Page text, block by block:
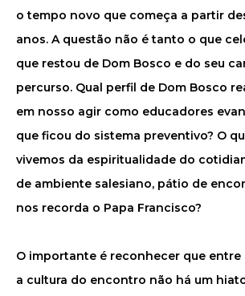
o tempo novo que começa a partir
anos. A questão não é tanto o que
que restou de Dom Bosco e do seu
percurso. Qual perfil de Dom Bosco
em nosso agir como educadores
que ficou do sistema preventivo? O
vivemos da espiritualidade do
de ambiente salesiano, pátio de
nos recorda o Papa Francisco?
O importante é reconhecer que entre
a cultura do encontro não há um